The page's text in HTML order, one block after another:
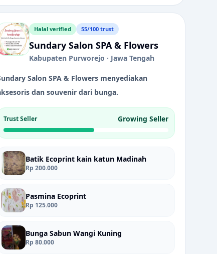
224 myECO
Halal verified 55/100 trust
Sundary Salon SPA & Flowers
Kabupaten Purworejo · Jawa Tengah
Salon SPA & Flowers menyediakan
dan souvenir dari bunga.
Trust Seller Growing Seller
Batik Ecoprint kain katun Madinah
Rp 200.000
Pasmina Ecoprint
Rp 125.000
Bunga Sabun Wangi Kuning
Rp 80.000